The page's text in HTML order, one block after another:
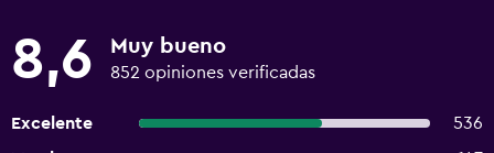
8,6 Muy bueno
852 opiniones verificadas
Excelente
536